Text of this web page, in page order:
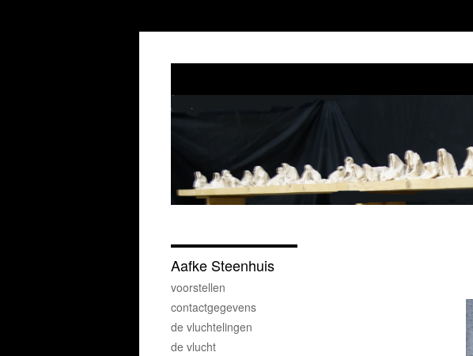
Aafke Steenhuis
voorstellen
contactgegevens
de vluchtelingen
de vlucht